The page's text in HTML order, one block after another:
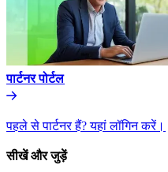
पार्टनर पोर्टल​​
पहले से पार्टनर हैं? यहां लॉगिन करें।​​
सीखें और जुड़ें​​